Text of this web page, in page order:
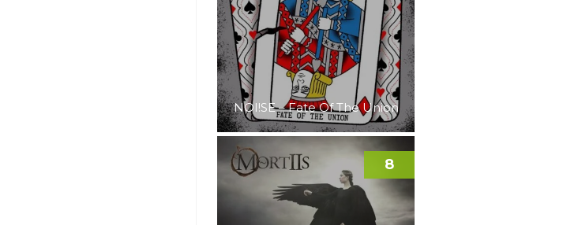
NOI!SE – Fate Of The Union
8